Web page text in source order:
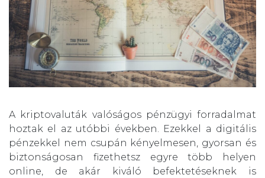
A kriptovaluták valóságos pénzügyi forradalmat
hoztak el az utóbbi években. Ezekkel a digitális
pénzekkel nem csupán kényelmesen, gyorsan és
biztonságosan fizethetsz egyre több helyen
online, de akár kiváló befektetéseknek is